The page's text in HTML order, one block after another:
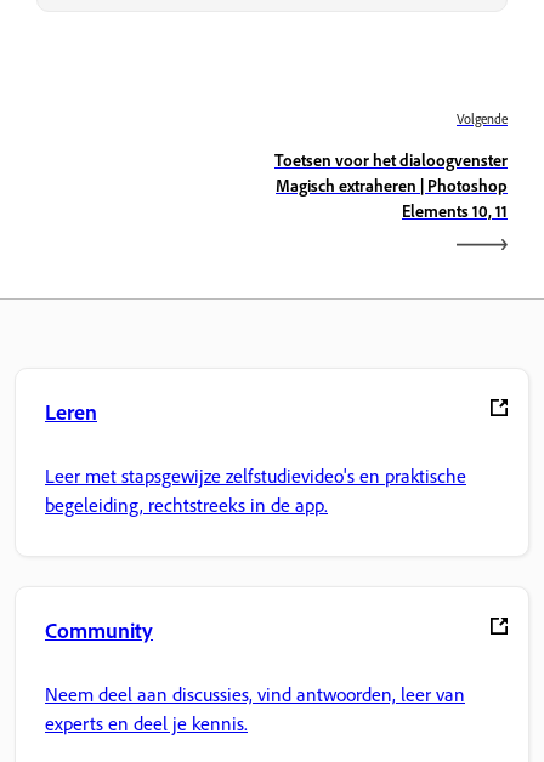
Volgende
Toetsen voor het dialoogvenster
Magisch extraheren | Photoshop
Elements 10, 11
Leren
Leer met stapsgewijze zelfstudievideo's en praktische
begeleiding, rechtstreeks in de app.
Community
Neem deel aan discussies, vind antwoorden, leer van
experts en deel je kennis.